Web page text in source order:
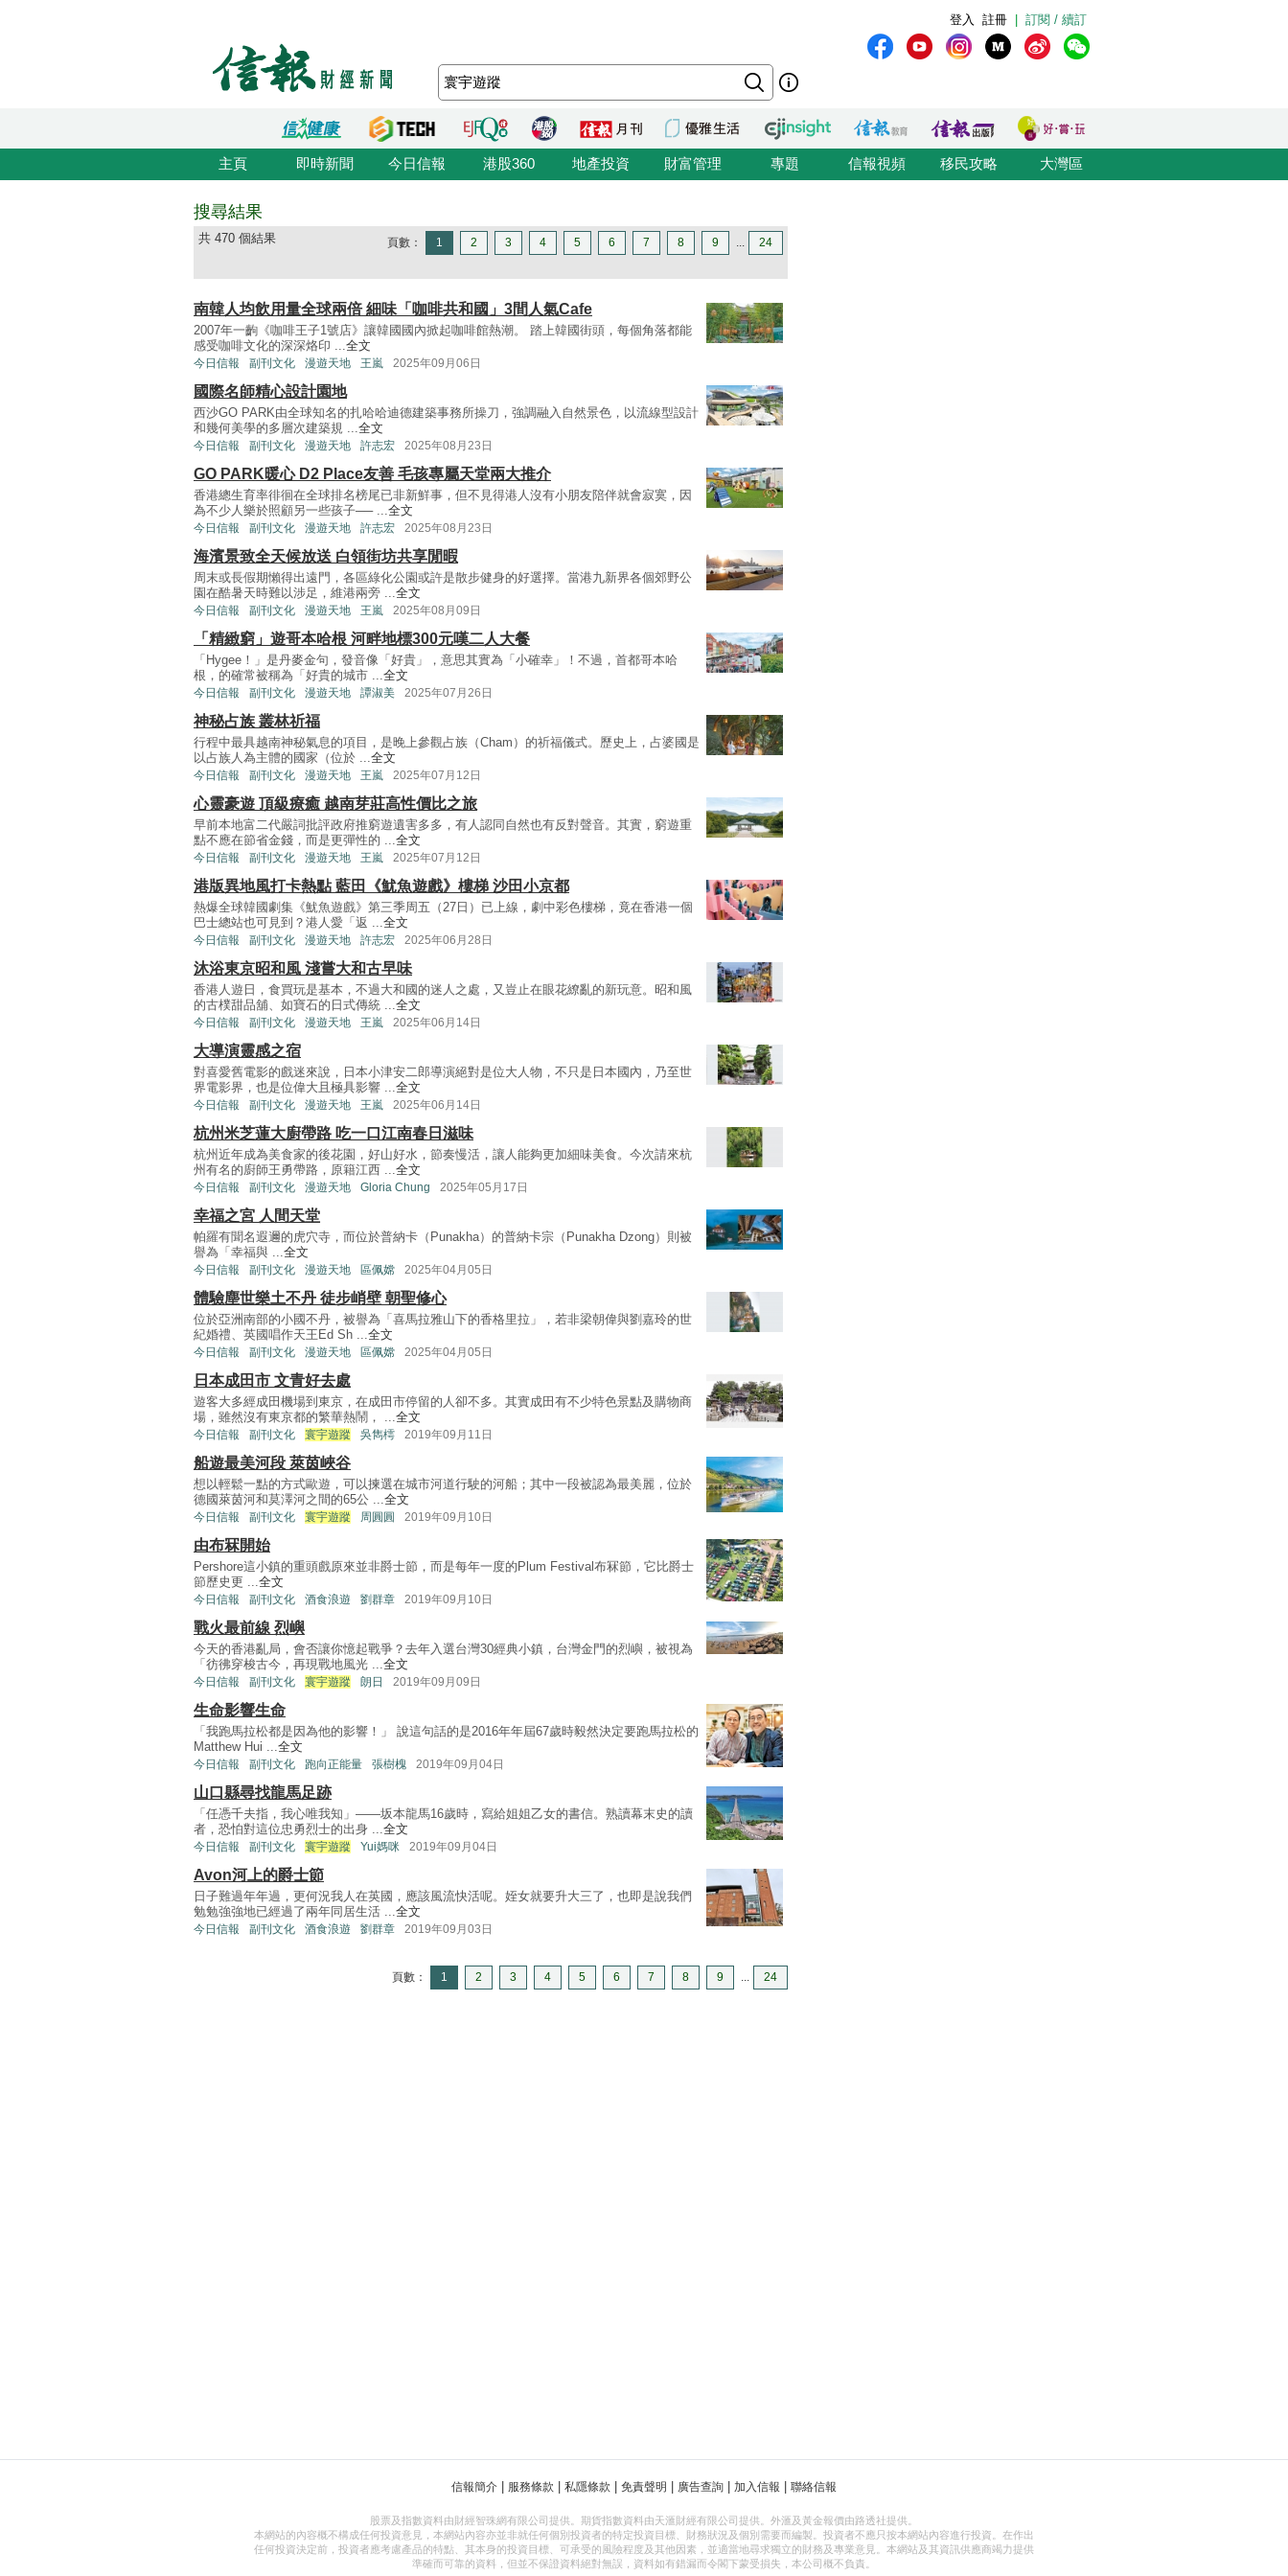
訂閱 / 續訂
註冊
登入
主頁 即時新聞 今日信報 港股360 地產投資 財富管理 專題 信報視頻 移民攻略 大灣區
搜尋結果
共 470 個結果 頁數： 1 2 3 4 5 6 7 8 9 ... 24
南韓人均飲用量全球兩倍 細味「咖啡共和國」3間人氣Cafe
2007年一齣《咖啡王子1號店》讓韓國國內掀起咖啡館熱潮。 踏上韓國街頭，每個角落都能
感受咖啡文化的深深烙印 ...全文
今日信報 副刊文化 漫遊天地 王嵐 2025年09月06日
國際名師精心設計園地
西沙GO PARK由全球知名的扎哈哈迪德建築事務所操刀，強調融入自然景色，以流線型設計
和幾何美學的多層次建築規 ...全文
今日信報 副刊文化 漫遊天地 許志宏 2025年08月23日
GO PARK暖心 D2 Place友善 毛孩專屬天堂兩大推介
香港總生育率徘徊在全球排名榜尾已非新鮮事，但不見得港人沒有小朋友陪伴就會寂寞，因
為不少人樂於照顧另一些孩子── ...全文
今日信報 副刊文化 漫遊天地 許志宏 2025年08月23日
海濱景致全天候放送 白領街坊共享閒暇
周末或長假期懶得出遠門，各區綠化公園或許是散步健身的好選擇。當港九新界各個郊野公
園在酷暑天時難以涉足，維港兩旁 ...全文
今日信報 副刊文化 漫遊天地 王嵐 2025年08月09日
「精緻窮」遊哥本哈根 河畔地標300元嘆二人大餐
「Hygee！」是丹麥金句，發音像「好貴」，意思其實為「小確幸」！不過，首都哥本哈
根，的確常被稱為「好貴的城市 ...全文
今日信報 副刊文化 漫遊天地 譚淑美 2025年07月26日
神秘占族 叢林祈福
行程中最具越南神秘氣息的項目，是晚上參觀占族（Cham）的祈福儀式。歷史上，占婆國是
以占族人為主體的國家（位於 ...全文
今日信報 副刊文化 漫遊天地 王嵐 2025年07月12日
心靈豪遊 頂級療癒 越南芽莊高性價比之旅
早前本地富二代嚴詞批評政府推窮遊遺害多多，有人認同自然也有反對聲音。其實，窮遊重
點不應在節省金錢，而是更彈性的 ...全文
今日信報 副刊文化 漫遊天地 王嵐 2025年07月12日
港版異地風打卡熱點 藍田《魷魚遊戲》樓梯 沙田小京都
熱爆全球韓國劇集《魷魚遊戲》第三季周五（27日）已上線，劇中彩色樓梯，竟在香港一個
巴士總站也可見到？港人愛「返 ...全文
今日信報 副刊文化 漫遊天地 許志宏 2025年06月28日
沐浴東京昭和風 淺嘗大和古早味
香港人遊日，食買玩是基本，不過大和國的迷人之處，又豈止在眼花繚亂的新玩意。昭和風
的古樸甜品舖、如寶石的日式傳統 ...全文
今日信報 副刊文化 漫遊天地 王嵐 2025年06月14日
大導演靈感之宿
對喜愛舊電影的戲迷來說，日本小津安二郎導演絕對是位大人物，不只是日本國內，乃至世
界電影界，也是位偉大且極具影響 ...全文
今日信報 副刊文化 漫遊天地 王嵐 2025年06月14日
杭州米芝蓮大廚帶路 吃一口江南春日滋味
杭州近年成為美食家的後花園，好山好水，節奏慢活，讓人能夠更加細味美食。今次請來杭
州有名的廚師王勇帶路，原籍江西 ...全文
今日信報 副刊文化 漫遊天地 Gloria Chung 2025年05月17日
幸福之宮 人間天堂
帕羅有聞名遐邇的虎穴寺，而位於普納卡（Punakha）的普納卡宗（Punakha Dzong）則被
譽為「幸福與 ...全文
今日信報 副刊文化 漫遊天地 區佩嫦 2025年04月05日
體驗塵世樂土不丹 徒步峭壁 朝聖修心
位於亞洲南部的小國不丹，被譽為「喜馬拉雅山下的香格里拉」，若非梁朝偉與劉嘉玲的世
紀婚禮、英國唱作天王Ed Sh ...全文
今日信報 副刊文化 漫遊天地 區佩嫦 2025年04月05日
日本成田市 文青好去處
遊客大多經成田機場到東京，在成田市停留的人卻不多。其實成田有不少特色景點及購物商
場，雖然沒有東京都的繁華熱鬧， ...全文
今日信報 副刊文化 寰宇遊蹤 吳雋樗 2019年09月11日
船遊最美河段 萊茵峽谷
想以輕鬆一點的方式歐遊，可以揀選在城市河道行駛的河船；其中一段被認為最美麗，位於
德國萊茵河和莫澤河之間的65公 ...全文
今日信報 副刊文化 寰宇遊蹤 周圓圓 2019年09月10日
由布冧開始
Pershore這小鎮的重頭戲原來並非爵士節，而是每年一度的Plum Festival布冧節，它比爵士
節歷史更 ...全文
今日信報 副刊文化 酒食浪遊 劉群章 2019年09月10日
戰火最前線 烈嶼
今天的香港亂局，會否讓你憶起戰爭？去年入選台灣30經典小鎮，台灣金門的烈嶼，被視為
「彷彿穿梭古今，再現戰地風光 ...全文
今日信報 副刊文化 寰宇遊蹤 朗日 2019年09月09日
生命影響生命
「我跑馬拉松都是因為他的影響！」 說這句話的是2016年年屆67歲時毅然決定要跑馬拉松的
Matthew Hui ...全文
今日信報 副刊文化 跑向正能量 張樹槐 2019年09月04日
山口縣尋找龍馬足跡
「任憑千夫指，我心唯我知」——坂本龍馬16歲時，寫給姐姐乙女的書信。熟讀幕末史的讀
者，恐怕對這位忠勇烈士的出身 ...全文
今日信報 副刊文化 寰宇遊蹤 Yui媽咪 2019年09月04日
Avon河上的爵士節
日子難過年年過，更何況我人在英國，應該風流快活呢。姪女就要升大三了，也即是說我們
勉勉強強地已經過了兩年同居生活 ...全文
今日信報 副刊文化 酒食浪遊 劉群章 2019年09月03日
頁數： 1 2 3 4 5 6 7 8 9 ... 24
信報簡介 服務條款 私隱條款 免責聲明 廣告查詢 加入信報 聯絡信報
股票及指數資料由財經智珠網有限公司提供。期貨指數資料由天滙財經有限公司提供。外滙及黃金報價由路透社提供。
本網站的內容概不構成任何投資意見，本網站內容亦並非就任何個別投資者的特定投資目標、財務狀況及個別需要而編製。投資者不應只按本網站內容進行投資。在作出
任何投資決定前，投資者應考慮產品的特點、其本身的投資目標、可承受的風險程度及其他因素，並適當地尋求獨立的財務及專業意見。本網站及其資訊供應商竭力提供
準確而可靠的資料，但並不保證資料絕對無誤，資料如有錯漏而令閣下蒙受損失，本公司概不負責。